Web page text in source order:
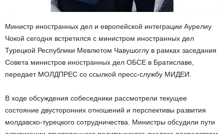
Министр иностранных дел и европейской интеграции Аурелиу
Чокой сегодня встретился с министром иностранных дел
Турецкой Республики Мевлютом Чавушоглу в рамках заседания
Совета министров иностранных дел ОБСЕ в Братиславе,
передает МОЛДПРЕС со ссылкой пресс-службу МИДЕИ.
В ходе обсуждения собеседники рассмотрели текущее
состояние двусторонних отношений и перспективы развития
молдавско-турецкого сотрудничества. Министры обсудили пути